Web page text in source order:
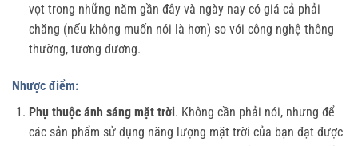
vọt trong những năm gần đây và ngày nay có giá cả phải
chăng (nếu không muốn nói là hơn) so với công nghệ thông
thường, tương đương.
Nhược điểm:
Phụ thuộc ánh sáng mặt trời. Không cần phải nói, nhưng để
các sản phẩm sử dụng năng lượng mặt trời của bạn đạt được